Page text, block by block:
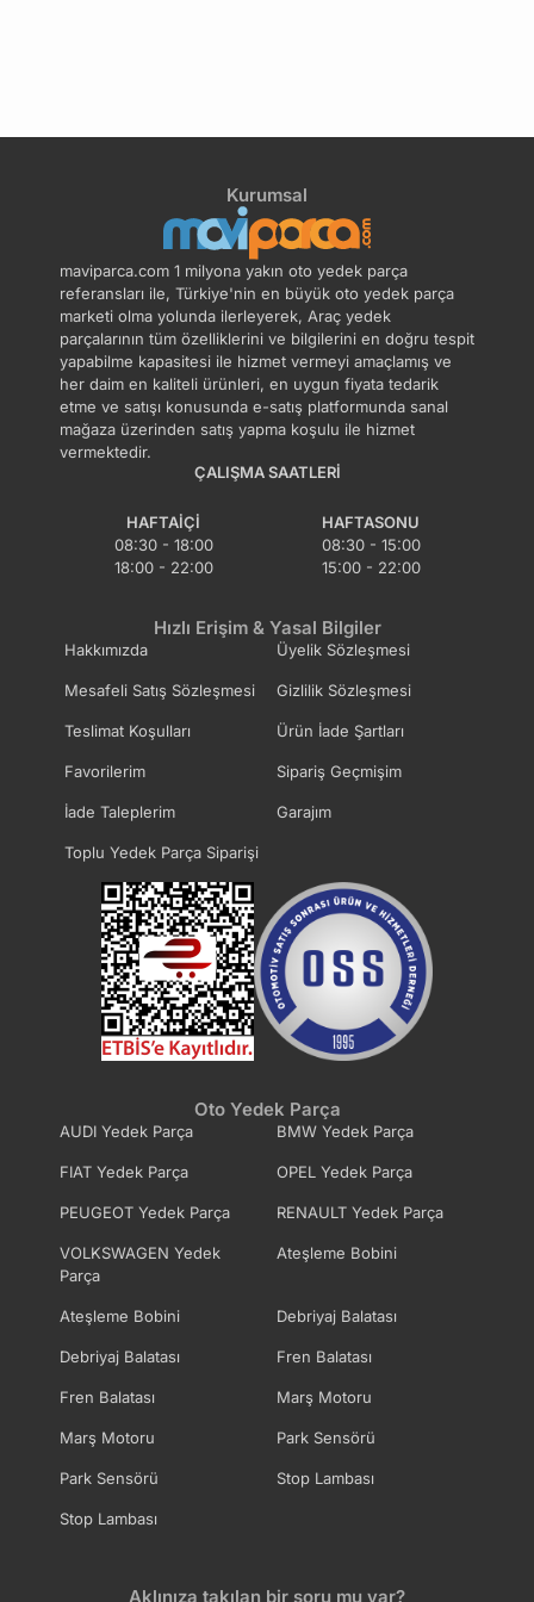
Kurumsal
maviparca.com 1 milyona yakın oto yedek parça
referansları ile, Türkiye'nin en büyük oto yedek parça
marketi olma yolunda ilerleyerek, Araç yedek
parçalarının tüm özelliklerini ve bilgilerini en doğru tespit
yapabilme kapasitesi ile hizmet vermeyi amaçlamış ve
her daim en kaliteli ürünleri, en uygun fiyata tedarik
etme ve satışı konusunda e-satış platformunda sanal
mağaza üzerinden satış yapma koşulu ile hizmet
vermektedir.
ÇALIŞMA SAATLERI
HAFTAIÇI
08:30 - 18:00
18:00 - 22:00
HAFTASONU
08:30 - 15:00
15:00 - 22:00
Hızlı Erişim & Yasal Bilgiler
Hakkımızda Üyelik Sözleşmesi
Mesafeli Satış Sözleşmesi Gizlilik Sözleşmesi
Teslimat Koşulları Ürün İade Şartları
Favorilerim Sipariş Geçmişim
İade Taleplerim Garajım
Toplu Yedek Parça Siparişi
Oto Yedek Parça
AUDI Yedek Parça BMW Yedek Parça
FIAT Yedek Parça OPEL Yedek Parça
PEUGEOT Yedek Parça RENAULT Yedek Parça
VOLKSWAGEN Yedek
Parça
Ateşleme Bobini
Ateşleme Bobini Debriyaj Balatası
Debriyaj Balatası Fren Balatası
Fren Balatası Marş Motoru
Marş Motoru Park Sensörü
Park Sensörü Stop Lambası
Stop Lambası
Aklınıza takılan bir soru mu var?